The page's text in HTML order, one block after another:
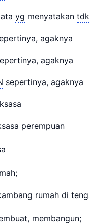
yg menyatakan tdk
agaknya
agaknya
sepertinya, agaknya
perempuan
rumah di
membangun;